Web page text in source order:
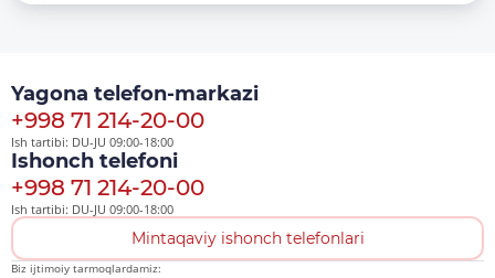
Yagona telefon-markazi
+998 71 214-20-00
Ish tartibi: DU-JU 09:00-18:00
Ishonch telefoni
+998 71 214-20-00
Ish tartibi: DU-JU 09:00-18:00
Mintaqaviy ishonch telefonlari
Biz ijtimoiy tarmoqlardamiz: